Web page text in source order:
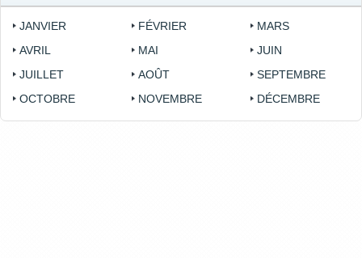
JANVIER FÉVRIER
MARS
AVRIL
MAI
JUIN
JUILLET
AOÛT
SEPTEMBRE
OCTOBRE
NOVEMBRE DÉCEMBRE